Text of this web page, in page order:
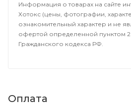
Информация о товарах на сайте
Хотокс (цены, фотографии,
ознакомительный характер и не
офертой определенной пунктом 2
Гражданского кодекса РФ.
Оплата